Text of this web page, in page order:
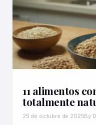
11 alimentos
totalmente
25 de octubre de 2025By